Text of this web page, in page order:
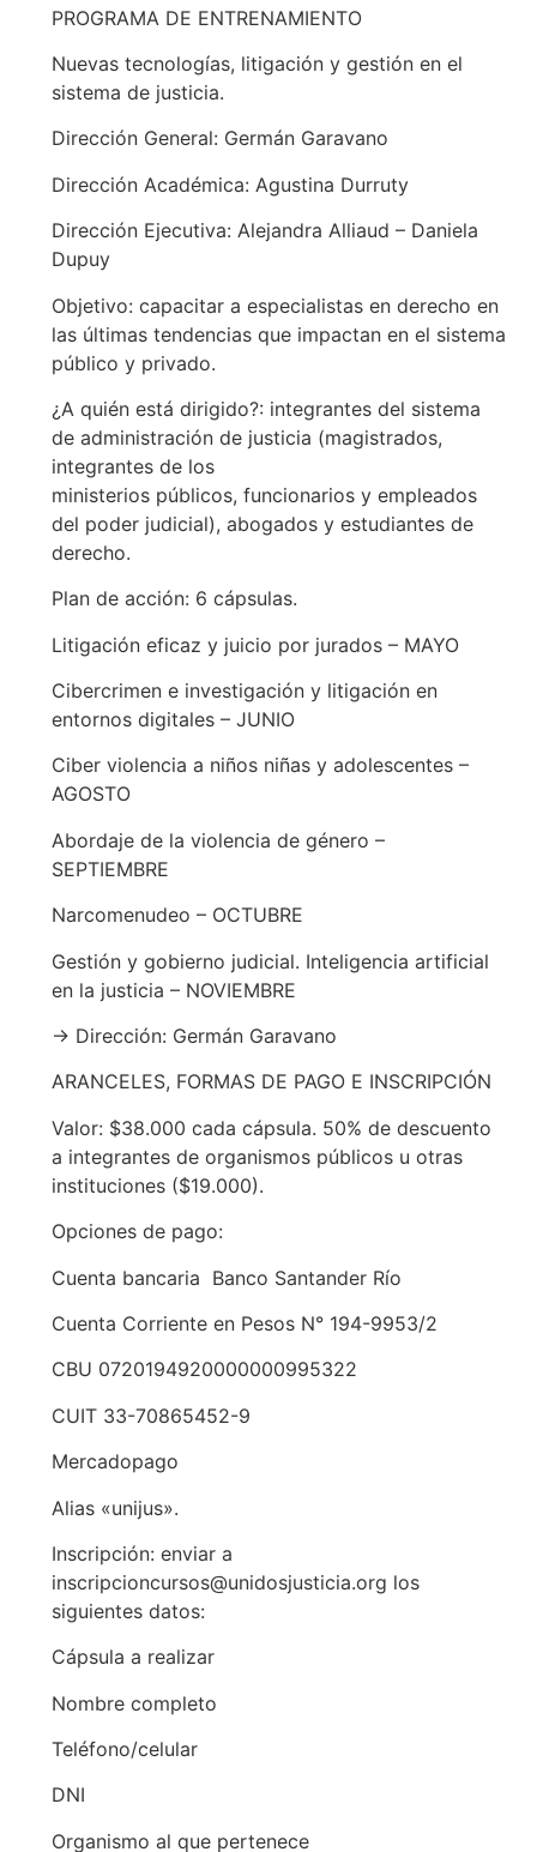
PROGRAMA DE ENTRENAMIENTO
Nuevas tecnologías, litigación y gestión en el
sistema de justicia.
Dirección General: Germán Garavano
Dirección Académica: Agustina Durruty
Dirección Ejecutiva: Alejandra Alliaud – Daniela
Dupuy
Objetivo: capacitar a especialistas en derecho en
las últimas tendencias que impactan en el sistema
público y privado.
¿A quién está dirigido?: integrantes del sistema
de administración de justicia (magistrados,
integrantes de los
ministerios públicos, funcionarios y empleados
del poder judicial), abogados y estudiantes de
derecho.
Plan de acción: 6 cápsulas.
Litigación eficaz y juicio por jurados – MAYO
Cibercrimen e investigación y litigación en
entornos digitales – JUNIO
Ciber violencia a niños niñas y adolescentes –
AGOSTO
Abordaje de la violencia de género –
SEPTIEMBRE
Narcomenudeo – OCTUBRE
Gestión y gobierno judicial. Inteligencia artificial
en la justicia – NOVIEMBRE
→ Dirección: Germán Garavano
ARANCELES, FORMAS DE PAGO E INSCRIPCIÓN
Valor: $38.000 cada cápsula. 50% de descuento
a integrantes de organismos públicos u otras
instituciones ($19.000).
Opciones de pago:
Cuenta bancaria Banco Santander Río
Cuenta Corriente en Pesos N° 194-9953/2
CBU 0720194920000000995322
CUIT 33-70865452-9
Mercadopago
Alias «unijus».
Inscripción: enviar a
inscripcioncursos@unidosjusticia.org los
siguientes datos:
Cápsula a realizar
Nombre completo
Teléfono/celular
DNI
Organismo al que pertenece